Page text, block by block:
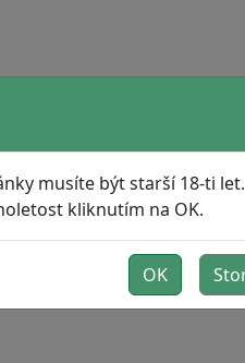
musíte být starší 18-ti let.
kliknutím na OK.
OK